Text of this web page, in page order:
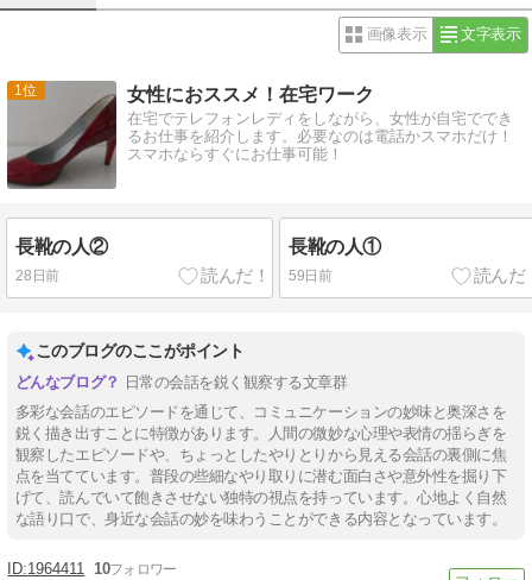
画像表示 文字表示
1 女性におススメ！在宅ワーク
在宅でテレフォンレディをしながら、女性が自宅ででき
るお仕事を紹介します。必要なのは電話かスマホだけ！
スマホならすぐにお仕事可能！
長靴の人②
28日前
長靴の人①
59日前
このブログのここがポイント
日常の会話を鋭く観察する文章群
多彩な会話のエピソードを通じて、コミュニケーションの妙味と奥深さを
鋭く描き出すことに特徴があります。人間の微妙な心理や表情の揺らぎを
観察したエピソードや、ちょっとしたやりとりから見える会話の裏側に焦
点を当てています。普段の些細なやり取りに潜む面白さや意外性を掘り下
げて、読んでいて飽きさせない独特の視点を持っています。心地よく自然
な語り口で、身近な会話の妙を味わうことができる内容となっています。
1964411 10